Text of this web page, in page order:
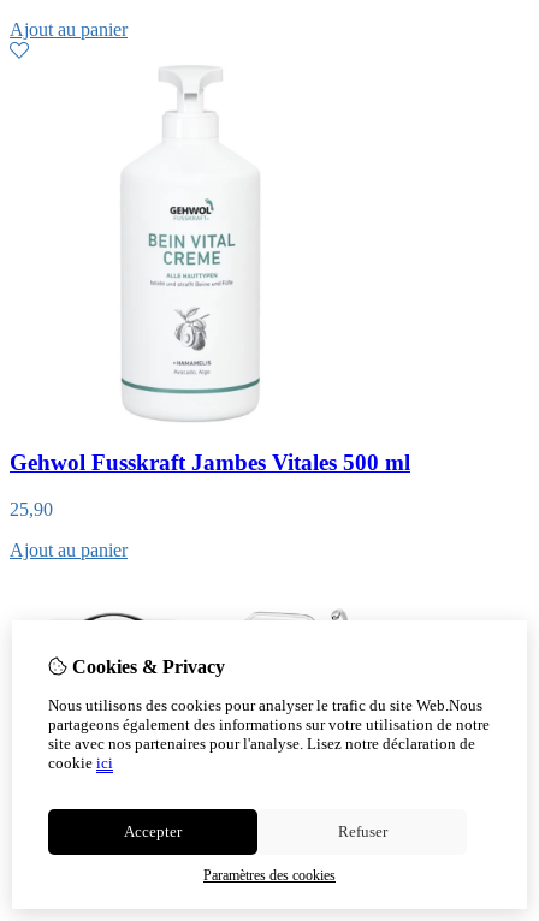
Ajout au panier
Gehwol Fusskraft Jambes Vitales 500 ml
25,90
Ajout au panier
Cookies & Privacy
Nous utilisons des cookies pour analyser le trafic du site Web.Nous
partageons également des informations sur votre utilisation de notre
site avec nos partenaires pour l'analyse. Lisez notre déclaration de
cookie ici
Accepter Refuser
Paramètres des cookies